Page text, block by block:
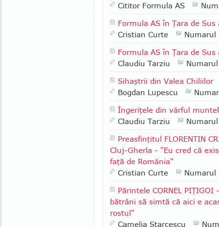
Cititor Formula AS
Formula AS în Ţara de
Cristian Curte
Numarul
Formula AS în Ţara de
Claudiu Tarziu
Sihaştrii din Valea Chiliilor
Bogdan Lupescu
Îngeriţele din vârful
Claudiu Tarziu
Preasfinţitul FLORENTIN
Cluj-Gherla - "Eu cred că
faţă de România"
Cristian Curte
Numarul
Părintele CORNEL
bătrâni să simtă că aici e
rostul"
Camelia Starcescu